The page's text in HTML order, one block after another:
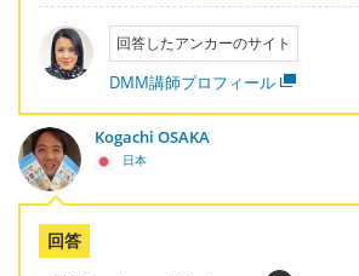
回答したアンカーのサイト
DMM講師プロフィール
Kogachi OSAKA
日本
回答